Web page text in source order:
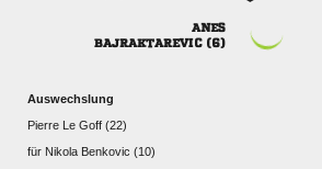

 
Auswechslung
   
für   